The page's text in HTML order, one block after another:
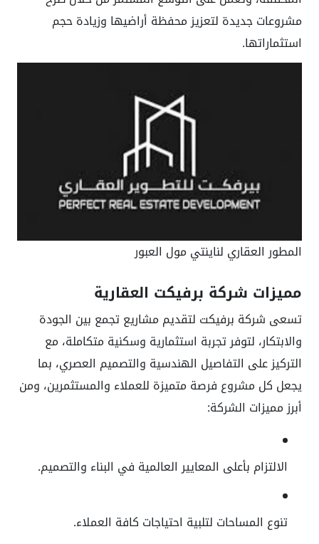
مشروعات جديدة لتعزيز محفظة أراضيها وزيادة حجم
استثماراتها.
المطور العقاري لناينتي مول العبور
مميزات شركة برفيكت العقارية
تسعى شركة برفيكت لتقديم مشاريع تجمع بين الجودة
والابتكار، لتوفر تجربة استثمارية وسكنية متكاملة، مع
التركيز على التفاصيل الهندسية والتصميم العصري، بما
يجعل كل مشروع فرصة متميزة للعملاء والمستثمرين، ومن
أبرز مميزات الشركة:
الالتزام بأعلى المعايير العالمية في البناء والتصميم.
تنوع المساحات لتلبية احتياجات كافة العملاء.